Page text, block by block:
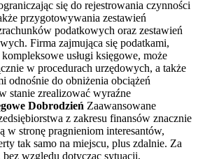
się do rejestrowania czynności
przygotowywania zestawień
podatkowych oraz zestawień
Firma zajmująca się podatkami,
usługi księgowe, może
w procedurach urzędowych, a także
odnośnie do obniżenia obciążeń
stanie zrealizować wyraźne
Dobrodzień Zaawansowane
z zakresu finansów znacznie
w stronę pragnieniom interesantów,
tak samo na miejscu, plus zdalnie. Za
bez względu dotycząc sytuacji,